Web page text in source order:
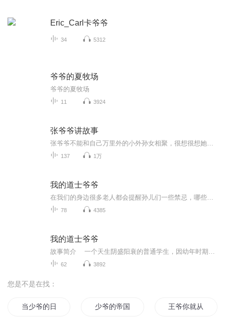
Eric_Carl卡爷爷
34 5312
爷爷的夏牧场
爷爷的夏牧场
11 3924
张爷爷讲故事
137 1万
我的道士爷爷
78 4385
我的道士爷爷
62 3892
您是不是在找：
当少爷的日子 少爷的帝国 王爷你就从了小